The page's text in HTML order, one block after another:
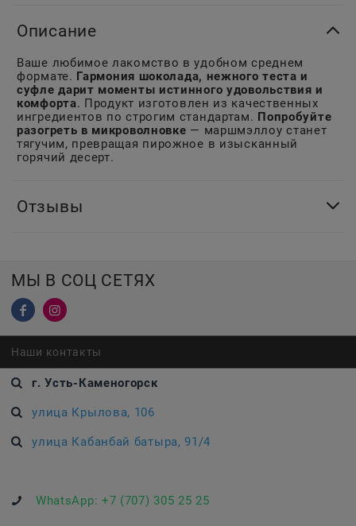
Описание
Ваше любимое лакомство в удобном среднем
формате. Гармония шоколада, нежного теста и
суфле дарит моменты истинного удовольствия и
комфорта. Продукт изготовлен из качественных
ингредиентов по строгим стандартам. Попробуйте
разогреть в микроволновке — маршмэллоу станет
тягучим, превращая пирожное в изысканный
горячий десерт.
Отзывы
МЫ В СОЦ СЕТЯХ
Наши контакты
г. Усть-Каменогорск
улица Крылова, 106
улица Кабанбай батыра, 91/4
WhatsApp: +7 (707) 305 25 25